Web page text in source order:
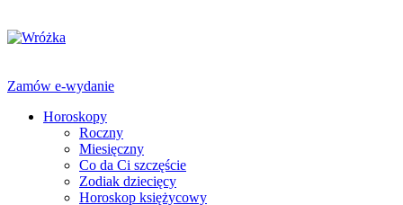
Zamów e-wydanie
Horoskopy
Roczny
Miesięczny
Co da Ci szczęście
Zodiak dziecięcy
Horoskop księżycowy